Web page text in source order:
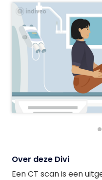
Over deze Divi
Een CT scan is een